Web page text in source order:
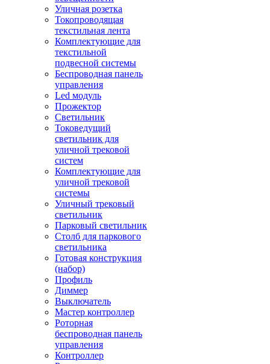
Уличная розетка
Токопроводящая
текстильная лента
Комплектующие для
текстильной
подвесной системы
Беспроводная панель
управления
Led модуль
Прожектор
Светильник
Токоведущий
светильник для
уличной трековой
систем
Комплектующие для
уличной трековой
системы
Уличный трековый
светильник
Парковый светильник
Столб для паркового
светильника
Готовая конструкция
(набор)
Профиль
Диммер
Выключатель
Мастер контроллер
Роторная
беспроводная панель
управления
Контроллер